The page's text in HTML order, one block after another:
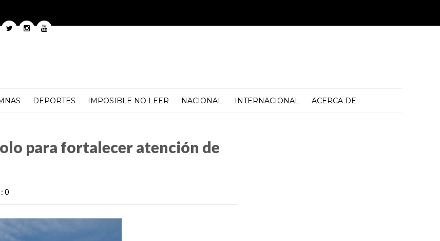
DEPORTES IMPOSIBLE NO LEER NACIONAL INTERNACIONAL ACERCA DE
para fortalecer atención de
0